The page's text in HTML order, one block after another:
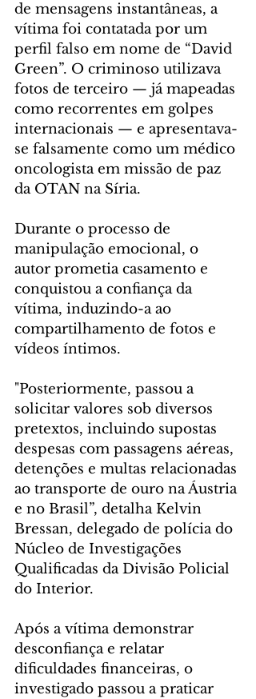
de mensagens instantâneas, a
vítima foi contatada por um
perfil falso em nome de “David
Green”. O criminoso utilizava
fotos de terceiro — já mapeadas
como recorrentes em golpes
internacionais — e apresentava-
se falsamente como um médico
oncologista em missão de paz
da OTAN na Síria.
Durante o processo de
manipulação emocional, o
autor prometia casamento e
conquistou a confiança da
vítima, induzindo-a ao
compartilhamento de fotos e
vídeos íntimos.
"Posteriormente, passou a
solicitar valores sob diversos
pretextos, incluindo supostas
despesas com passagens aéreas,
detenções e multas relacionadas
ao transporte de ouro na Áustria
e no Brasil”, detalha Kelvin
Bressan, delegado de polícia do
Núcleo de Investigações
Qualificadas da Divisão Policial
do Interior.
Após a vítima demonstrar
desconfiança e relatar
dificuldades financeiras, o
investigado passou a praticar